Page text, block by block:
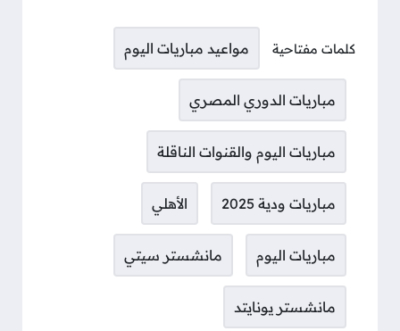
كلمات مفتاحية مواعيد مباريات اليوم
مباريات الدوري المصري
مباريات اليوم والقنوات الناقلة
مباريات ودية 2025 الأهلي
مباريات اليوم مانشستر سيتي
مانشستر يونايتد